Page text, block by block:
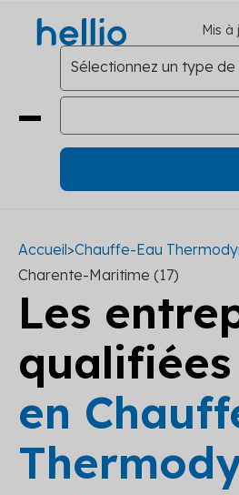
Mis à
Accueil>Chauffe-Eau
Charente-Maritime (17)
Les
qualifiées
en